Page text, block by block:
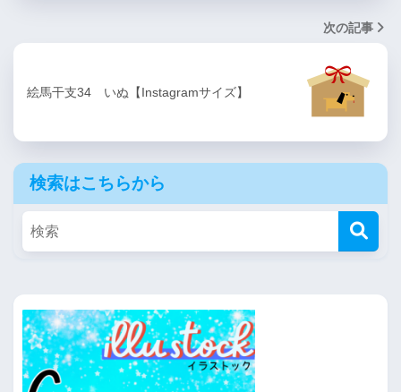
次の記事
絵馬干支34 いぬ【Instagramサイズ】
検索はこちらから